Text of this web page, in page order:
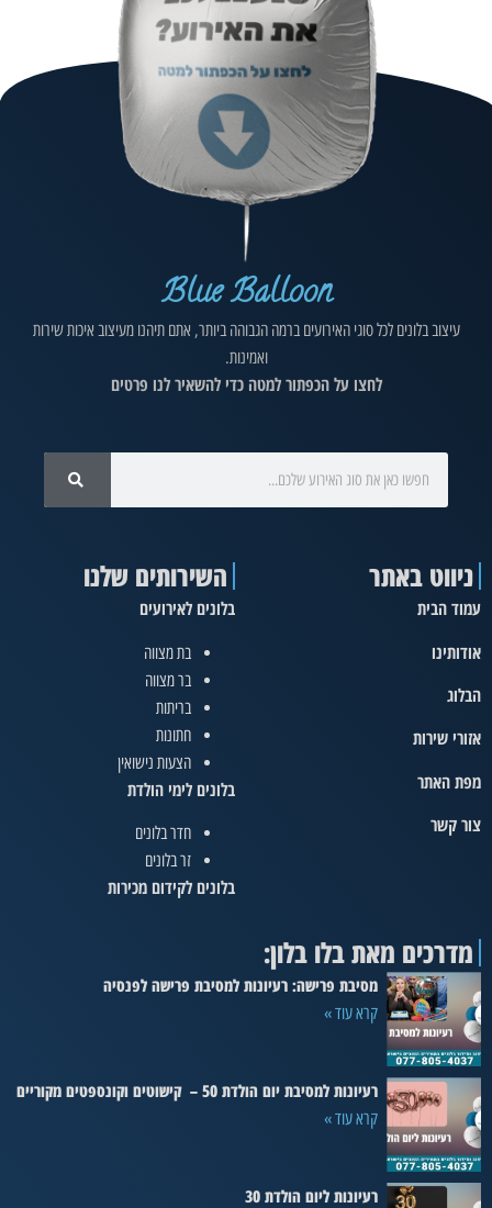
Blue Balloon
עיצוב בלונים לכל סוגי האירועים ברמה הגבוהה ביותר, אתם תיהנו מעיצוב איכות שירות
ואמינות.
לחצו על הכפתור למטה כדי להשאיר לנו פרטים
ניווט באתר
עמוד הבית
אודותינו
הבלוג
אזורי שירות
מפת האתר
צור קשר
השירותים שלנו
בלונים לאירועים
בת מצווה
בר מצווה
בריתות
חתונות
הצעות נישואין
בלונים לימי הולדת
חדר בלונים
זר בלונים
בלונים לקידום מכירות
מדרכים מאת בלו בלון:
מסיבת פרישה: רעיונות למסיבת פרישה לפנסיה
קרא עוד »
רעיונות למסיבת יום הולדת 50 – קישוטים וקונספטים מקוריים
קרא עוד »
רעיונות ליום הולדת 30